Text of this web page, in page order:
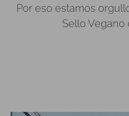
Por eso estamos
Sello Vegano